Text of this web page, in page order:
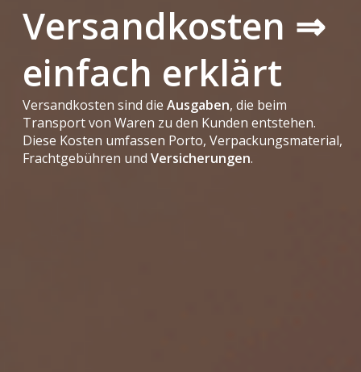
Versandkosten ⇒
einfach erklärt
Versandkosten sind dieAusgaben, die beim
Transport von Waren zu den Kunden entstehen.
Diese Kosten umfassen Porto, Verpackungsmaterial,
Frachtgebühren undVersicherungen.